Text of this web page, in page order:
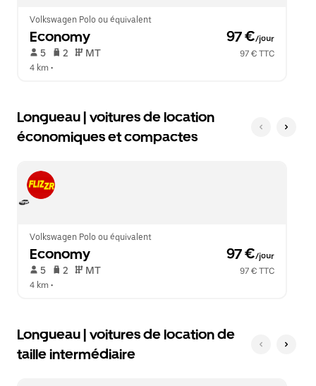
calendrier.
Volkswagen Polo ou équivalent
Economy 97 €/jour
5 2 MT
97 € TTC
4 km •
Longueau | voitures de location
économiques et compactes
Volkswagen Polo ou équivalent
Economy 97 €/jour
5 2 MT
97 € TTC
4 km •
Longueau | voitures de location de
taille intermédiaire